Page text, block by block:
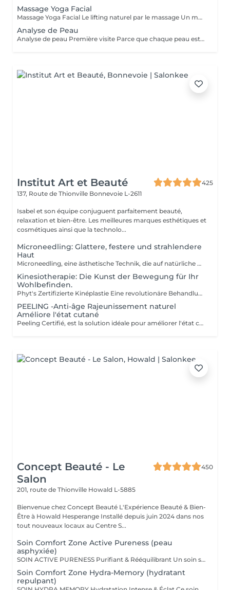
Massage Yoga Facial
Massage Yoga Facial Le lifting naturel par le massage Un massage du visage dynamique et profond qui stimule les muscles et relance les circulations pour redessiner les contours du visage. Grâce à des manuvres expertes et à l'utilisation d'outils spécifiques comme le Gua Sha et les Mushrooms, ce soin agit à la fois sur la tonicité de la peau et la détente des tensions faciales. Il permet de lisser les traits, d'illuminer le teint et de révéler un visage plus reposé et naturellement sculpté. Un soin idéal pour celles et ceux qui recherchent un effet visible, tout en profitant d'un moment de relâchement profond. Comme chaque soin chez So'Phy, le massage est adapté en fonction des besoins de votre peau et des tensions observées.
Analyse de Peau
Analyse de peau Première visite Parce que chaque peau est unique, toute première visite commence par une analyse approfondie. Ce diagnostic permet de comprendre l'état de votre peau, ses besoins réels et les déséquilibres éventuels, afin d'adapter votre soin de manière précise et personnalisée. À l'aide d'un appareil de diagnostic et de l'expertise de votre Skin Coach, nous prenons le temps d'observer, d'échanger et de vous guider vers les solutions les plus adaptées. Ce premier rendez-vous est une étape essentielle pour vous offrir des soins réellement efficaces et des résultats durables.
Institut Art et Beauté
425
137, Route de Thionville Bonnevoie L-2611
Isabel et son équipe conjuguent parfaitement beauté,
relaxation et bien-être. Les meilleures marques esthétiques et
cosmétiques ainsi que la technolo...
Microneedling: Glattere, festere und strahlendere
Haut
Microneedling, eine ästhetische Technik, die auf natürliche Weise die Produktion von Kollagen und Elastin stimuliert. Ideal zur Verbesserung der Hautstruktur, zur Verkleinerung erweiterter Poren, zur Minderung feiner Linien, Aknenarben oder Pigmentflecken. Sanfte und wirksame Methode, geeignet für alle Hauttypen. Professionelle Seren für ein optimales Ergebnis. Individuelle Beratung vor jeder Sitzung.
Kinesiotherapie: Die Kunst der Bewegung für Ihr
Wohlbefinden.
Phyt's Zertifizierte Kinéplastie Eine revolutionäre Behandlung, die Physiotherapie und natürliche Produkte kombiniert, um einen sanften und zugleich effektiven Ansatz für Schönheit zu bieten. Verwendet manuelle Techniken und biologische Produkte, um die Haut tiefgehend zu stimulieren, ganz ohne Chemikalien oder invasive Eingriffe. Jede Sitzung ist speziell auf Ihre individuellen Bedürfnisse abgestimmt und zielt auf Faszien und Muskeln ab, um eine maßgeschneiderte Lösung zu bieten, die sich perfekt an Ihre Haut anpasst. Sauerstoffzufuhr und Regeneration: Fördert die Blutzirkulation und die Zellregeneration, um die Elastizität und Festigkeit der Haut zu verbessern, wodurch Ihre Haut sichtbar jünger und straffer wirkt. Sofortige Ergebnisse: Erreichen Sie sichtbare Effekte bereits nach der ersten Sitzung mit deutlicher Straffung und Tonisierung. Jede Behandlung ist in Einzelampullen verpackt, um perfekte Hygiene, optimale Frische bei jeder Anwendung und präzise Dosierung sicherzustellen. Kosmetikerinnen Fatima Lisete Marie Francesca Die Phyt's Zertifizierte Kinéplastie ist mehr als nur eine Behandlung sie bietet greifbare Ergebnisse für die Gesundheit Ihrer Haut. Gönnen Sie sich diese Expertentherapie und enthüllen Sie revitalisierte, strahlende Haut mit der Unterstützung unserer erfahrenen Kosmetikerinnen.
PEELING -Anti-âge Rajeunissement naturel
Améliore l'état cutané
Peeling Certifié, est la solution idéale pour améliorer l'état cutané et lutter efficacement contre les signes du vieillissement. Ce soin avancé associe la puissance des ingrédients naturels à la rigueur des produits biologiques pour offrir des résultats visibles et durables. Certification BIO : Profitez de produits certifiés bio, garantissant une formulation respectueuse de votre peau et de l'environnement, tout en vous assurant une qualité irréprochable. Ingrédients naturels : Enrichi en actifs naturels, ce peeling favorise le renouvellement cellulaire, affine le grain de peau et améliore la texture cutanée pour un teint plus uniforme et éclatant. Ampoules individuelles : Chaque soin est conditionné en ampoules individuelles pour garantir une hygiène optimale, une fraîcheur parfaite à chaque application, et une précision dans l'utilisation des doses. Esthéticiennes Lisete Marie Francesca Mirza Déborah Une routine régulière de soins contribue à maintenir l'élasticité, la fermeté et l'éclat de votre peau, tout en prévenant les signes du vieillissement prématuré. Chaque soin que vous apportez à votre peau est un pas vers une beauté durable et naturellement rajeunie. Offrez à votre peau le meilleur de la nature avec le Peeling et découvrez une peau revitalisée et éclatante !
Concept Beauté - Le
Salon
450
201, route de Thionville Howald L-5885
Bienvenue chez Concept Beauté L'Expérience Beauté & Bien-
Être à Howald Hesperange Installé depuis juin 2024 dans nos
tout nouveaux locaux au Centre S...
Soin Comfort Zone Active Pureness (peau
asphyxiée)
SOIN ACTIVE PURENESS Purifiant & Rééquilibrant Un soin spécifique profond qui désincruste et libère la peau de toutes ses impuretés. Grâce à l'action combinée des exfoliants et des extraits naturels purifiants, il aide à désobstruer les pores, réduire l'excès de sébum et retrouver un teint plus net et équilibré. Idéal pour retrouver une peau fraîche et matifiée, tout en douceur. SOINS DU VISAGE COMFORT ZONE Nos soins du visage utilisent les produits de la marque Comfort Zone, une référence en cosmétique professionnelle alliant science, nature et innovation. Formulés avec des ingrédients d'origine naturelle, sans silicones, parabènes ni huiles minérales, ces soins sont conçus pour respecter l'équilibre de la peau tout en offrant des résultats visibles et durables. Chaque soin est un véritable rituel de bien-être et d'efficacité, adapté aux besoins spécifiques de votre peau.
Soin Comfort Zone Hydra-Memory (hydratant
repulpant)